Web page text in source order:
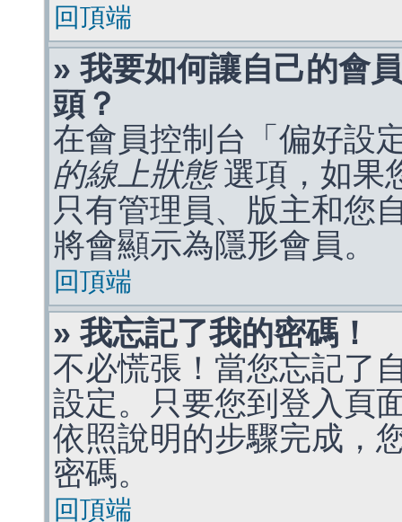
回頂端
» 我要如何讓自己的會
頭？
在會員控制台「偏好設
的線上狀態選項，如果
只有管理員、版主和您
將會顯示為隱形會員。
回頂端
» 我忘記了我的密碼！
不必慌張！當您忘記了
設定。只要您到登入頁
依照說明的步驟完成，
密碼。
回頂端